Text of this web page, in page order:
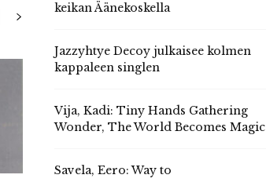
keikan Äänekoskella
Jazzyhtye Decoy julkaisee kolmen
kappaleen singlen
Vija, Kadi: Tiny Hands Gathering
Wonder, The World Becomes Magic
Savela, Eero: Way to